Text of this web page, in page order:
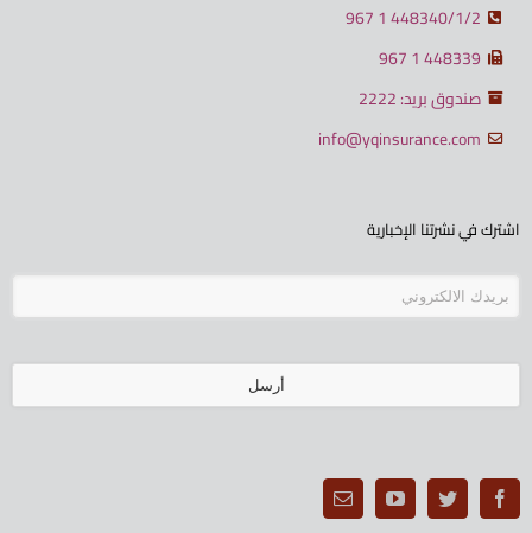
448340/1/2 1 967
448339 1 967
صندوق بريد: 2222
info@yqinsurance.com
اشترك في نشرتنا الإخبارية
أرسل
هذا
الحقل
فارغا